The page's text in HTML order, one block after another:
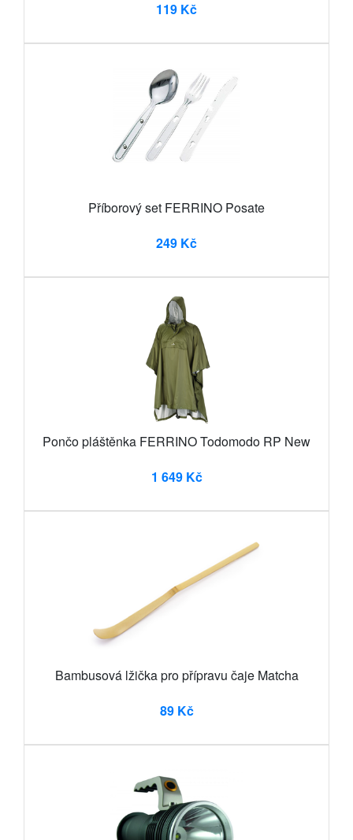
119 Kč
Příborový set FERRINO Posate
249 Kč
Pončo pláštěnka FERRINO Todomodo RP New
1 649 Kč
Bambusová lžička pro přípravu čaje Matcha
89 Kč